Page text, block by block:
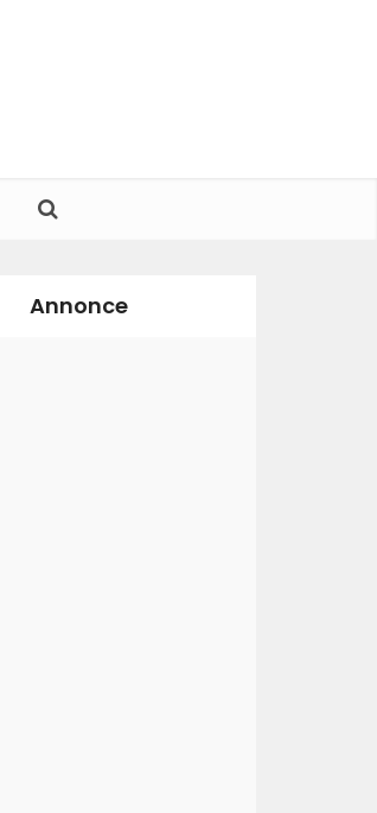
Annonce